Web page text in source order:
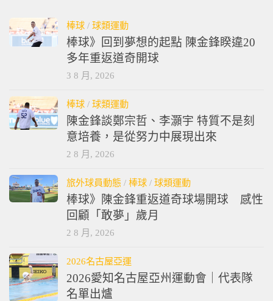
棒球 / 球類運動
棒球》回到夢想的起點 陳金鋒睽違20
多年重返道奇開球
3 8 月, 2026
棒球 / 球類運動
陳金鋒談鄭宗哲、李灝宇 特質不是刻
意培養，是從努力中展現出來
2 8 月, 2026
旅外球員動態 / 棒球 / 球類運動
棒球》陳金鋒重返道奇球場開球 感性
回顧「敢夢」歲月
2 8 月, 2026
2026名古屋亞運
2026愛知名古屋亞州運動會｜代表隊
名單出爐